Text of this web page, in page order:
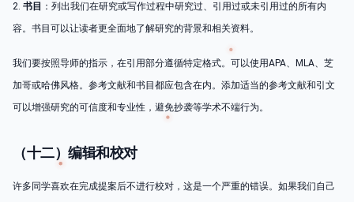
2. 书目 ：列出我们在研究或写作过程中研究过、引用过或未引用过的所有内
容。书目可以让读者更全面地了解研究的背景和相关资料。
我们要按照导师的指示，在引用部分遵循特定格式。可以使用APA、MLA、芝
加哥或哈佛风格。参考文献和书目都应包含在内。添加适当的参考文献和引文
可以增强研究的可信度和专业性，避免抄袭等学术不端行为。
（十二）编辑和校对
许多同学喜欢在完成提案后不进行校对，这是一个严重的错误。如果我们自己